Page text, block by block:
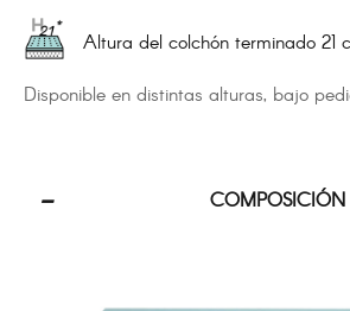
Altura del colchón terminado 21
Disponible en distintas alturas, bajo
COMPOSICIÓN